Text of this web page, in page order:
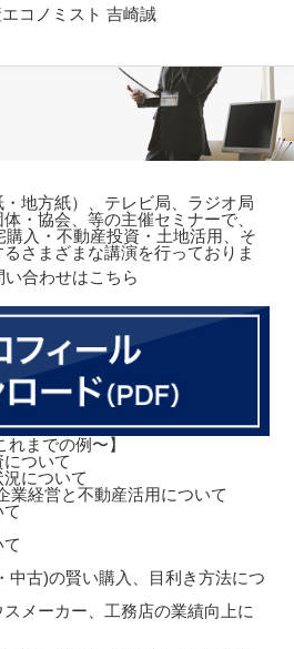
地方紙）、テレビ局、ラジオ局
・協会、等の主催セミナーで、
入・不動産投資・土地活用、そ
さまざまな講演を行っておりま
れまでの例〜】
について
況について
業経営と不動産活用について
中古)の賢い購入、目利き方法につ
スメーカー、工務店の業績向上に